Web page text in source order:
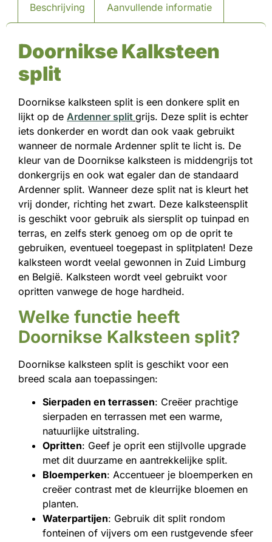
Beschrijving Aanvullende informatie
Doornikse Kalksteen
split
Doornikse kalksteen split is een donkere split en
lijkt op de Ardenner split grijs. Deze split is echter
iets donkerder en wordt dan ook vaak gebruikt
wanneer de normale Ardenner split te licht is. De
kleur van de Doornikse kalksteen is middengrijs tot
donkergrijs en ook wat egaler dan de standaard
Ardenner split. Wanneer deze split nat is kleurt het
vrij donder, richting het zwart. Deze kalksteensplit
is geschikt voor gebruik als siersplit op tuinpad en
terras, en zelfs sterk genoeg om op de oprit te
gebruiken, eventueel toegepast in splitplaten! Deze
kalksteen wordt veelal gewonnen in Zuid Limburg
en België. Kalksteen wordt veel gebruikt voor
opritten vanwege de hoge hardheid.
Welke functie heeft
Doornikse Kalksteen split?
Doornikse kalksteen split is geschikt voor een
breed scala aan toepassingen:
Sierpaden en terrassen: Creëer prachtige
sierpaden en terrassen met een warme,
natuurlijke uitstraling.
Opritten: Geef je oprit een stijlvolle upgrade
met dit duurzame en aantrekkelijke split.
Bloemperken: Accentueer je bloemperken en
creëer contrast met de kleurrijke bloemen en
planten.
Waterpartijen: Gebruik dit split rondom
fonteinen of vijvers om een rustgevende sfeer